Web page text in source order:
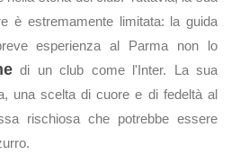
è estremamente limitata: la guida
esperienza al Parma non lo
di un club come l'Inter. La sua
una scelta di cuore e di fedeltà al
rischiosa che potrebbe essere